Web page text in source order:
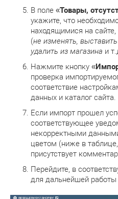
В поле «Товары,
укажите, что
находящимися на
(не изменять,
удалить из магазина и
Нажмите кнопку «
проверка
соответствие
данных и каталог сайта.
Если импорт прошел
соответствующее
некорректными
цветом (ниже в
присутствует
Перейдите, в
для дальнейшей работы